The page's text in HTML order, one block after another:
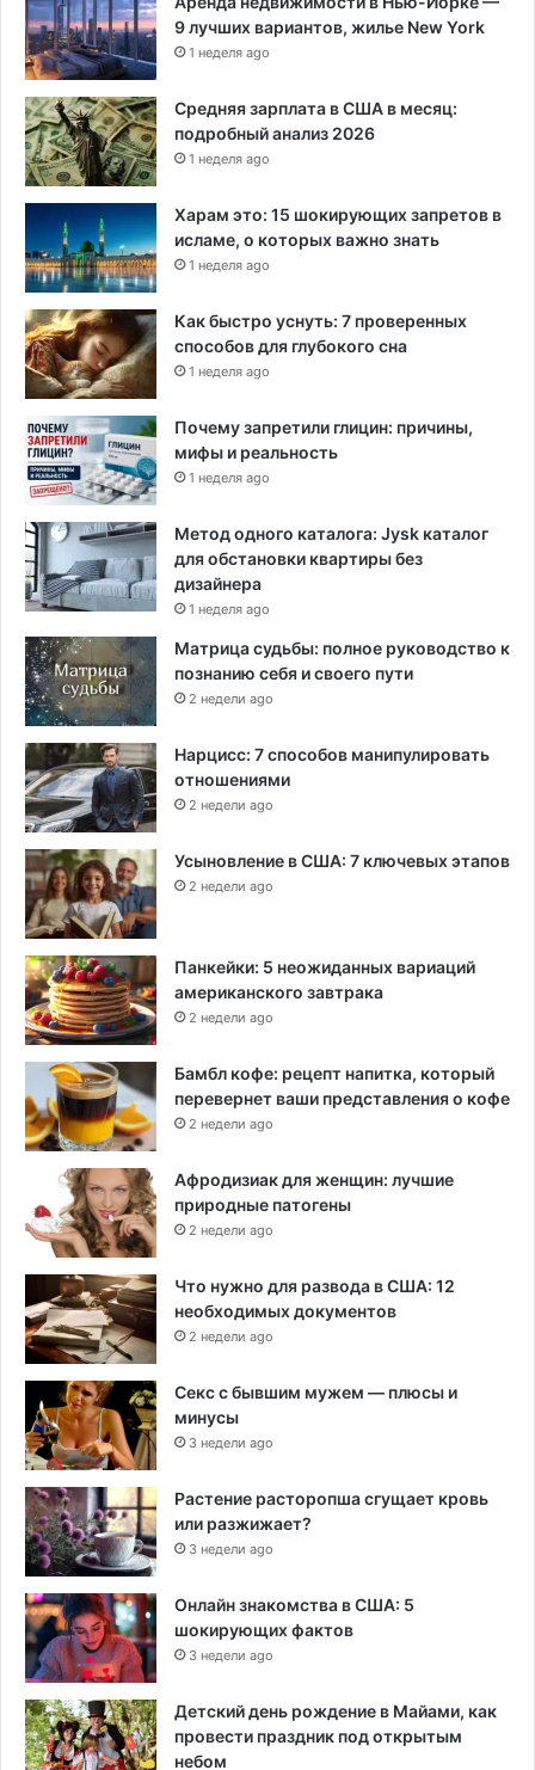
9 лучших вариантов, жилье New York
1 неделя ago
Средняя зарплата в США в месяц:
подробный анализ 2026
1 неделя ago
Харам это: 15 шокирующих запретов в
исламе, о которых важно знать
1 неделя ago
Как быстро уснуть: 7 проверенных
способов для глубокого сна
1 неделя ago
Почему запретили глицин: причины,
мифы и реальность
1 неделя ago
Метод одного каталога: Jysk каталог
для обстановки квартиры без
дизайнера
1 неделя ago
Матрица судьбы: полное руководство к
познанию себя и своего пути
2 недели ago
Нарцисс: 7 способов манипулировать
отношениями
2 недели ago
Усыновление в США: 7 ключевых этапов
2 недели ago
Панкейки: 5 неожиданных вариаций
американского завтрака
2 недели ago
Бамбл кофе: рецепт напитка, который
перевернет ваши представления о кофе
2 недели ago
Афродизиак для женщин: лучшие
природные патогены
2 недели ago
Что нужно для развода в США: 12
необходимых документов
2 недели ago
Секс с бывшим мужем — плюсы и
минусы
3 недели ago
Растение расторопша сгущает кровь
или разжижает?
3 недели ago
Онлайн знакомства в США: 5
шокирующих фактов
3 недели ago
Детский день рождение в Майами, как
провести праздник под открытым
небом